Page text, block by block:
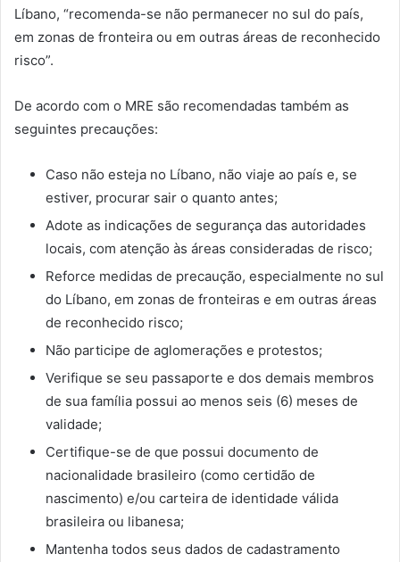
Líbano, “recomenda-se não permanecer no sul do país,
em zonas de fronteira ou em outras áreas de reconhecido
risco”.
De acordo com o MRE são recomendadas também as
seguintes precauções:
Caso não esteja no Líbano, não viaje ao país e, se
estiver, procurar sair o quanto antes;
Adote as indicações de segurança das autoridades
locais, com atenção às áreas consideradas de risco;
Reforce medidas de precaução, especialmente no sul
do Líbano, em zonas de fronteiras e em outras áreas
de reconhecido risco;
Não participe de aglomerações e protestos;
Verifique se seu passaporte e dos demais membros
de sua família possui ao menos seis (6) meses de
validade;
Certifique-se de que possui documento de
nacionalidade brasileiro (como certidão de
nascimento) e/ou carteira de identidade válida
brasileira ou libanesa;
Mantenha todos seus dados de cadastramento